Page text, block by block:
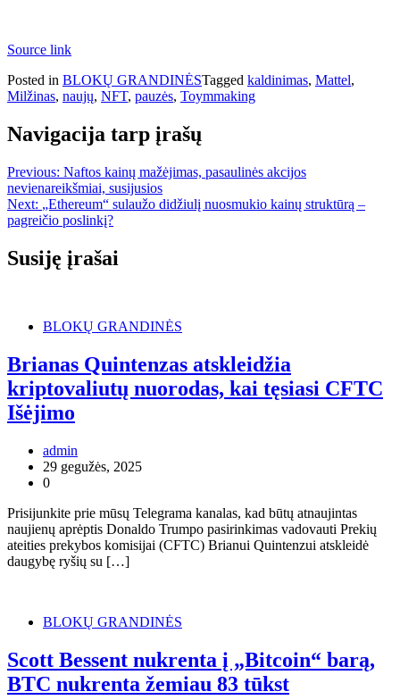
Source link
Posted in BLOKŲ GRANDINĖSTagged kaldinimas, Mattel,
Milžinas, naujų, NFT, pauzės, Toymmaking
Navigacija tarp įrašų
Previous: Naftos kainų mažėjimas, pasaulinės akcijos
nevienareikšmiai, susijusios
Next: „Ethereum“ sulaužo didžiulį nuosmukio kainų struktūrą –
pagreičio poslinkį?
Susiję įrašai
BLOKŲ GRANDINĖS
Brianas Quintenzas atskleidžia
kriptovaliutų nuorodas, kai tęsiasi CFTC
Išėjimo
admin
29 gegužės, 2025
0
Prisijunkite prie mūsų Telegrama kanalas, kad būtų atnaujintas
naujienų aprėptis Donaldo Trumpo pasirinkimas vadovauti Prekių
ateities prekybos komisijai (CFTC) Brianui Quintenzui atskleidė
daugybę ryšių su […]
BLOKŲ GRANDINĖS
Scott Bessent nukrenta į „Bitcoin“ barą,
BTC nukrenta žemiau 83 tūkst